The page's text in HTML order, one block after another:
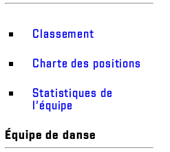
Classement
Charte des positions
Statistiques de
l’équipe
Équipe de danse